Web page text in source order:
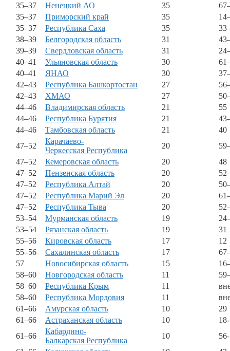
35–37
Ненецкий АО 35
35–37
Приморский край 35
35–37
Республика Саха 35
38–39
Белгородcкая область 31
39–39
Свердловская область 31
40–41
Ульяновская область 30
40–41
ЯНАО 30
42–43
Республика Башкортостан 27
42–43
ХМАО 27
44–46
Владимирская область 21
55
44–46
Республика Бурятия 21
44–46
Тамбовская область 21
40
47–52
Карачаево-
Черкесская Республика
20
47–52
Кемеровская область 20
48
47–52
Пензенская область 20
47–52
Республика Алтай 20
47–52
Республика Марий Эл 20
47–52
Республика Тыва 20
53–54
Мурманская область 19
53–54
Рязанская область 19
31
55–56
Кировская область 17
12
55–56
Сахалинская область 17
57
Новосибирская область 15
58–60
Новгородская область 11
58–60
Республика Крым 11
58–60
Республика Мордовия 11
61–66
Амурская область 10
29
61–66
Астраханская область 10
61–66
Кабардино-
Балкарская Республика
10